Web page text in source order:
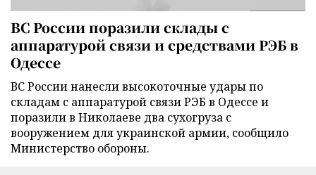
ВС России поразили склады с
аппаратурой связи и средствами РЭБ в
Одессе
ВС России нанесли высокоточные удары по
складам с аппаратурой связи РЭБ в Одессе и
поразили в Николаеве два сухогруза с
вооружением для украинской армии, сообщило
Министерство обороны.